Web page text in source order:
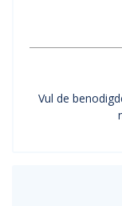
Vul de